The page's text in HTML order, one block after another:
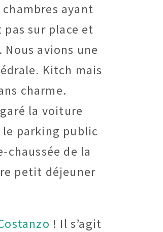
ayant
sur place et
avions une
Kitch mais
charme.
la voiture
parking public
de la
petit déjeuner
! Il s’agit